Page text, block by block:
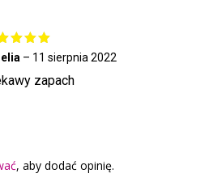
– 11 sierpnia 2022
zapach
, aby dodać opinię.